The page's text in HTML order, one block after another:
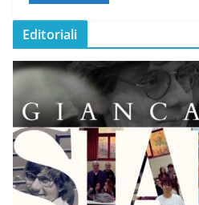
Editoriali